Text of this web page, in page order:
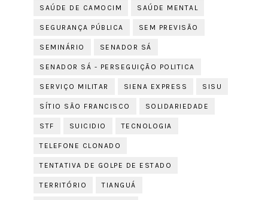
SAÚDE DE CAMOCIM SAÚDE MENTAL
SEGURANÇA PÚBLICA SEM PREVISÃO
SEMINÁRIO SENADOR SÁ
SENADOR SÁ - PERSEGUIÇÃO POLITICA
SERVIÇO MILITAR SIENA EXPRESS SISU
SÍTIO SÃO FRANCISCO SOLIDARIEDADE
STF SUICIDIO TECNOLOGIA
TELEFONE CLONADO
TENTATIVA DE GOLPE DE ESTADO
TERRITÓRIO TIANGUÁ